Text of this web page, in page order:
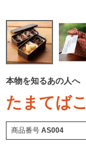
本物を知るあの人へ
たまてばこ
商品番号 AS004